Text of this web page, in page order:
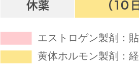
エストロゲン製剤：
黄体ホルモン製剤：